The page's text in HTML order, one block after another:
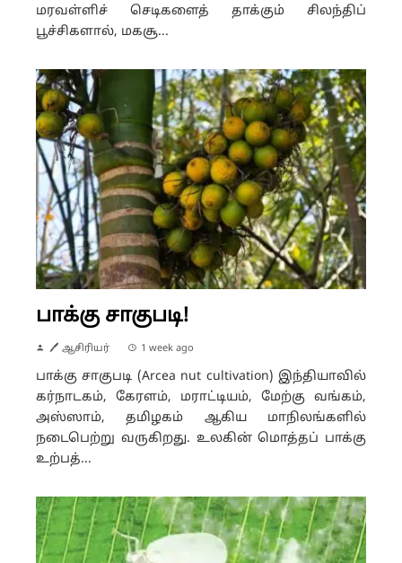
மரவள்ளிச் செடிகளைத் தாக்கும் சிலந்திப்
பூச்சிகளால், மகசூ...
பாக்கு சாகுபடி!
🖊 ஆசிரியர் 1 week ago
பாக்கு சாகுபடி (Arcea nut cultivation) இந்தியாவில்
கர்நாடகம், கேரளம், மராட்டியம், மேற்கு வங்கம்,
அஸ்ஸாம், தமிழகம் ஆகிய மாநிலங்களில்
நடைபெற்று வருகிறது. உலகின் மொத்தப் பாக்கு
உற்பத்...